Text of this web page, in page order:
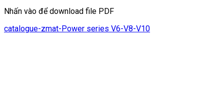
Nhấn vào để download file PDF
catalogue-zmat-Power series V6-V8-V10